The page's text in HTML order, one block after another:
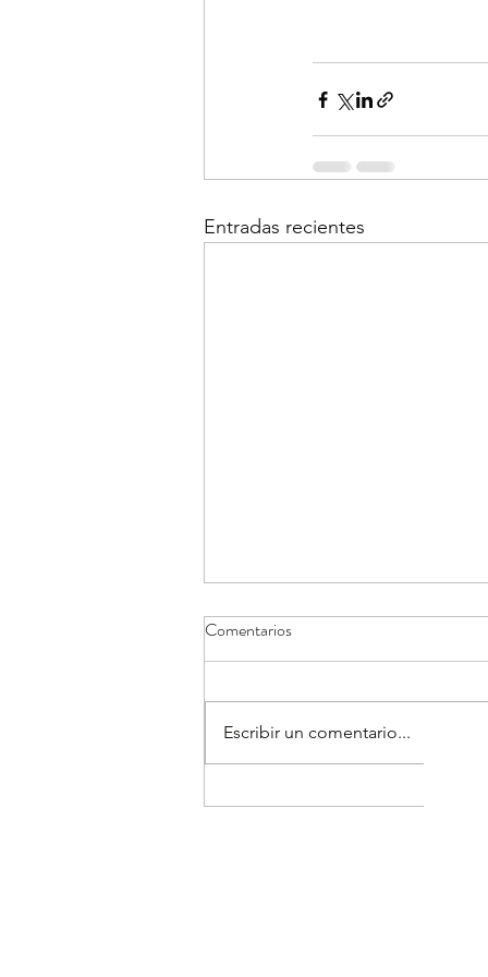
Entradas recientes
¿Tu hijo es “malo para los
Comentarios
Escribir un comentario...